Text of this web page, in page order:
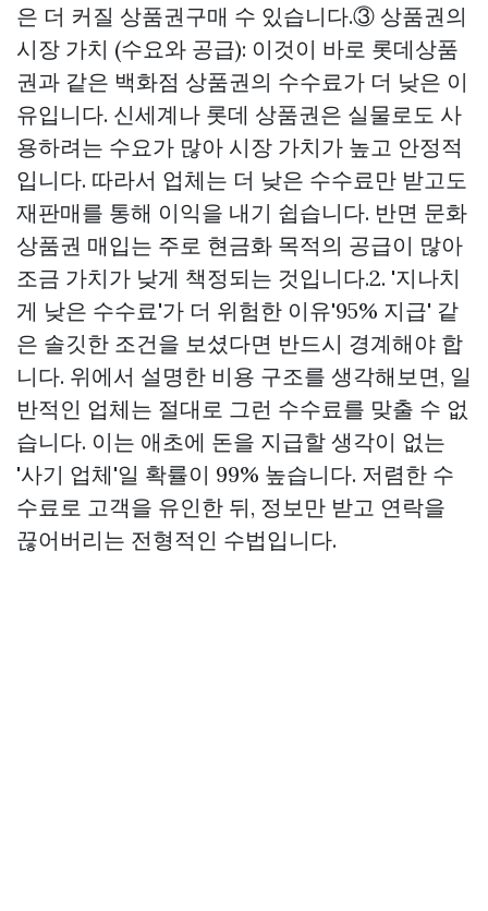
은 더 커질 상품권구매 수 있습니다.③ 상품권의
시장 가치 (수요와 공급): 이것이 바로 롯데상품
권과 같은 백화점 상품권의 수수료가 더 낮은 이
유입니다. 신세계나 롯데 상품권은 실물로도 사
용하려는 수요가 많아 시장 가치가 높고 안정적
입니다. 따라서 업체는 더 낮은 수수료만 받고도
재판매를 통해 이익을 내기 쉽습니다. 반면 문화
상품권 매입는 주로 현금화 목적의 공급이 많아
조금 가치가 낮게 책정되는 것입니다.2. '지나치
게 낮은 수수료'가 더 위험한 이유'95% 지급' 같
은 솔깃한 조건을 보셨다면 반드시 경계해야 합
니다. 위에서 설명한 비용 구조를 생각해보면, 일
반적인 업체는 절대로 그런 수수료를 맞출 수 없
습니다. 이는 애초에 돈을 지급할 생각이 없는
'사기 업체'일 확률이 99% 높습니다. 저렴한 수
수료로 고객을 유인한 뒤, 정보만 받고 연락을
끊어버리는 전형적인 수법입니다.